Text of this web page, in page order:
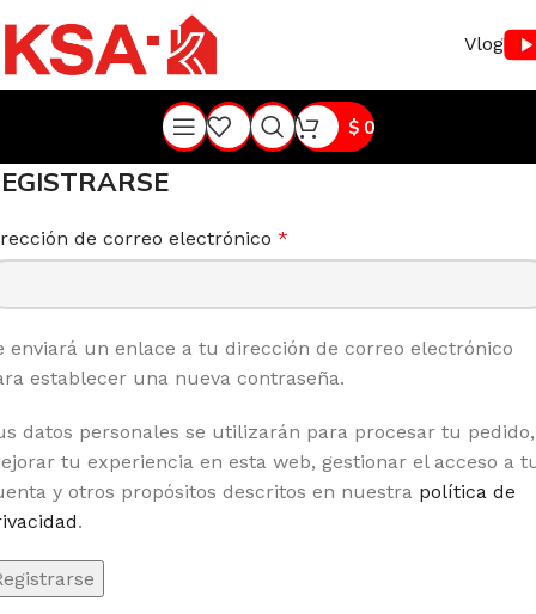
Vlog
$0
de correo electrónico *
enviará un enlace a tu dirección de correo electrónico
establecer una nueva contraseña.
datos personales se utilizarán para procesar tu pedido,
tu experiencia en esta web, gestionar el acceso a
y otros propósitos descritos en nuestra política de
.